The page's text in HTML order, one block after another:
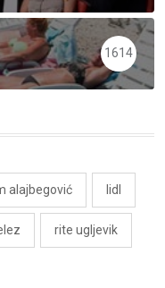
1614
alajbegović lidl
rite ugljevik